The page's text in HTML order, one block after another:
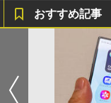
おすすめ記事